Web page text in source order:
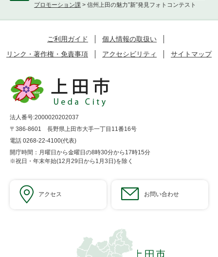
プロモーション課 > 信州上田の魅力”新”発見フォトコンテスト
ご利用ガイド
個人情報の取扱い
リンク・著作権・免責事項
アクセシビリティ サイトマップ
法人番号:2000020202037
〒386-8601 長野県上田市大手一丁目11番16号
電話 0268-22-4100(代表)
開庁時間：月曜日から金曜日の8時30分から17時15分
※祝日・年末年始(12月29日から1月3日)を除く
アクセス お問い合わせ